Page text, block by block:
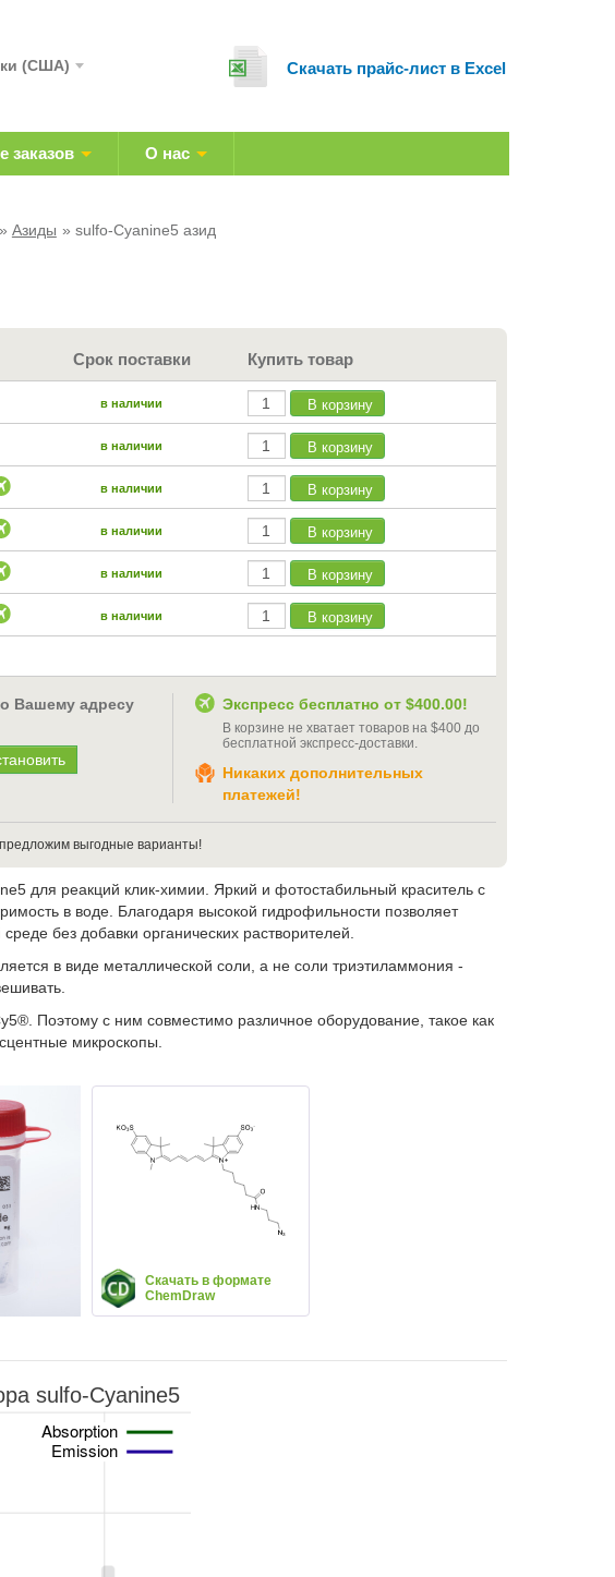
Cкачать прайс-лист в Excel
(США)
заказов О нас
Азиды sulfo-Cyanine5 азид
Срок поставки Купить товар
в наличии В корзину
в наличии В корзину
в наличии В корзину
в наличии В корзину
в наличии В корзину
в наличии В корзину
Вашему адресу Экспресс бесплатно от $400.00!
В корзине не хватает товаров на $400до
бесплатной экспресс-доставки.
Никаких дополнительных
платежей!
выгодные варианты!
для реакций клик-химии. Яркий и фотостабильный краситель с
в воде. Благодаря высокой гидрофильности позволяет
без добавки органических растворителей.
в виде металлической соли, а не соли триэтиламмония -
Поэтому с ним совместимо различное оборудование, такое как
микроскопы.
Скачать в формате
ChemDraw
sulfo-Cyanine5